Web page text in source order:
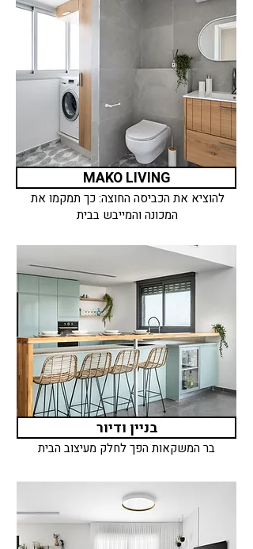
MAKO LIVING
להוציא את הכביסה החוצה: כך תמקמו את
המכונה והמייבש בבית
בניין ודיור
בר המשקאות הפך לחלק מעיצוב הבית